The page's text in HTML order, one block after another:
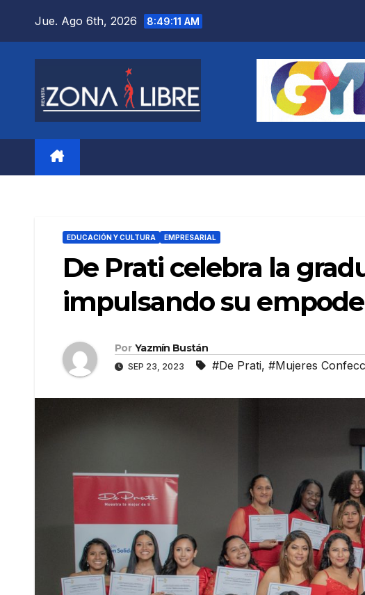
Jue. Ago 6th, 2026 8:49:12 AM
EDUCACIÓN Y CULTURA EMPRESARIAL
De Prati celebra la
impulsando su
Por Yazmín Bustán
SEP 23, 2023 #De Prati, #Mujeres